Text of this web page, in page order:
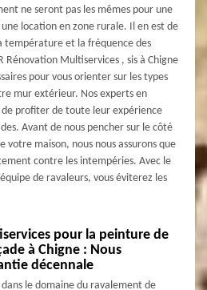
ne seront pas les mêmes pour une
location en zone rurale. Il en est de
température et la fréquence des
Rénovation Multiservices , sis à Chigne
pour vous orienter sur les types
mur extérieur. Nos experts en
profiter de toute leur expérience
Avant de nous pencher sur le côté
votre maison, nous nous assurons que
contre les intempéries. Avec le
de ravaleurs, vous éviterez les
pour la peinture de
à Chigne : Nous
décennale
le domaine du ravalement de